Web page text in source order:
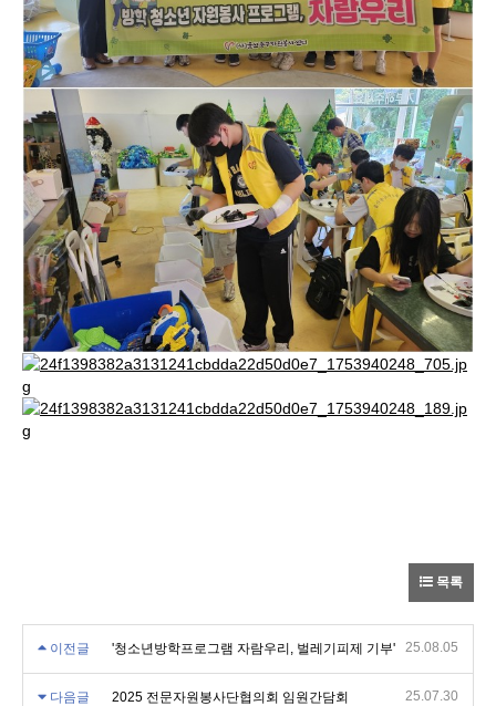
목록
이전글 '청소년방학프로그램 자람우리, 벌레기피제 기부' 25.08.05
다음글 2025 전문자원봉사단협의회 임원간담회 25.07.30